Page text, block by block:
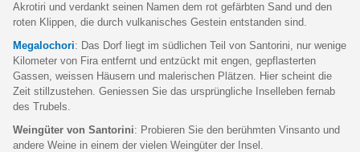
Akrotiri und verdankt seinen Namen dem rot gefärbten Sand und den
roten Klippen, die durch vulkanisches Gestein entstanden sind.
Megalochori: Das Dorf liegt im südlichen Teil von Santorini, nur wenige
Kilometer von Fira entfernt und entzückt mit engen, gepflasterten
Gassen, weissen Häusern und malerischen Plätzen. Hier scheint die
Zeit stillzustehen. Geniessen Sie das ursprüngliche Inselleben fernab
des Trubels.
Weingüter von Santorini: Probieren Sie den berühmten Vinsanto und
andere Weine in einem der vielen Weingüter der Insel.